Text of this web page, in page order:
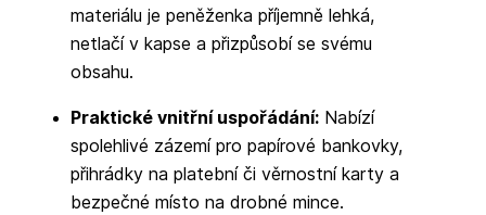
materiálu je peněženka příjemně lehká,
netlačí v kapse a přizpůsobí se svému
obsahu.
Praktické vnitřní uspořádání:Nabízí
spolehlivé zázemí pro papírové bankovky,
přihrádky na platební či věrnostní karty a
bezpečné místo na drobné mince.